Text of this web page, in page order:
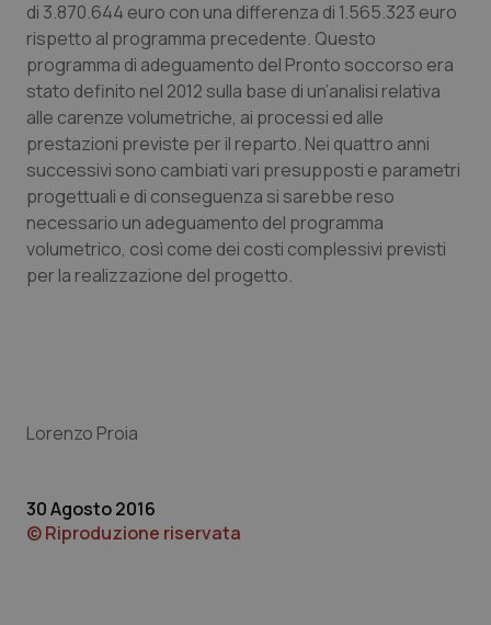
Marche
Molise
Piemonte
Provincia Autonoma di Bolzano
Provincia Autonoma di Trento
Toscana
Donna & Salute
Epatiti
HIV
Infezioni & Febbre
Ipertensione & Scompenso
Obesità
di 3.870.644 euro con una differenza di 1.565.323 euro
rispetto al programma precedente. Questo
programma di adeguamento del Pronto soccorso era
stato definito nel 2012 sulla base di un’analisi relativa
alle carenze volumetriche, ai processi ed alle
prestazioni previste per il reparto. Nei quattro anni
successivi sono cambiati vari presupposti e parametri
progettuali e di conseguenza si sarebbe reso
necessario un adeguamento del programma
volumetrico, così come dei costi complessivi previsti
per la realizzazione del progetto.
Lorenzo Proia
30 Agosto 2016
© Riproduzione riservata